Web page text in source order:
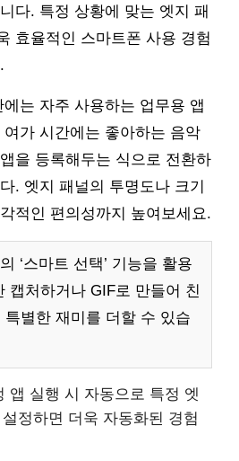
다. 특정 상황에 맞는 엣지 패
효율적인 스마트폰 사용 경험
는 자주 사용하는 업무용 앱
가 시간에는 좋아하는 음악
을 등록해두는 식으로 전환하
. 엣지 패널의 투명도나 크기
적인 편의성까지 높여보세요.
‘스마트 선택’ 기능을 활용
캡처하거나 GIF로 만들어 친
별한 재미를 더할 수 있습
앱 실행 시 자동으로 특정 엣
정하면 더욱 자동화된 경험